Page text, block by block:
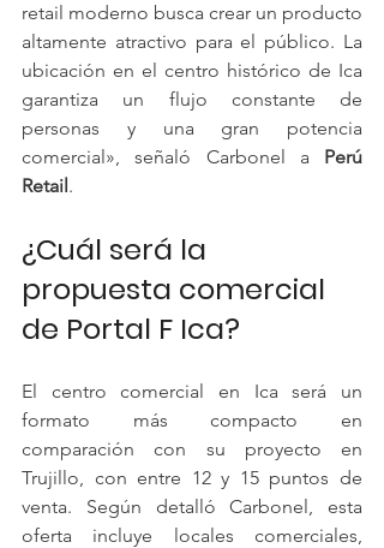
retail moderno busca crear un producto
altamente atractivo para el público. La
ubicación en el centro histórico de Ica
garantiza un flujo constante de
personas y una gran potencia
comercial», señaló Carbonel a Perú
Retail.
¿Cuál será la
propuesta comercial
de Portal F Ica?
El centro comercial en Ica será un
formato más compacto en
comparación con su proyecto en
Trujillo, con entre 12 y 15 puntos de
venta. Según detalló Carbonel, esta
oferta incluye locales comerciales,